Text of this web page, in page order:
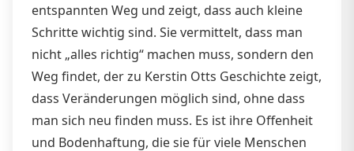
entspannten Weg und zeigt, dass auch kleine
Schritte wichtig sind. Sie vermittelt, dass man
nicht „alles richtig“ machen muss, sondern den
Weg findet, der zu Kerstin Otts Geschichte zeigt,
dass Veränderungen möglich sind, ohne dass
man sich neu finden muss. Es ist ihre Offenheit
und Bodenhaftung, die sie für viele Menschen